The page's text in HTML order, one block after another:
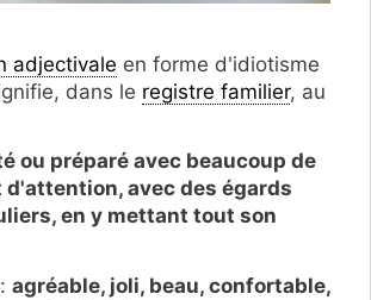
adjectivale en forme d'idiotisme
dans le registre familier, au
ou préparé avec beaucoup de
d'attention, avec des égards
en y mettant tout son
agréable, joli, beau, confortable,